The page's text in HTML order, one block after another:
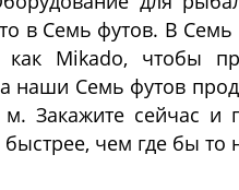
в Семь футов. В Семь
Mikado, чтобы
наши Семь футов
Закажите сейчас и
чем где бы то